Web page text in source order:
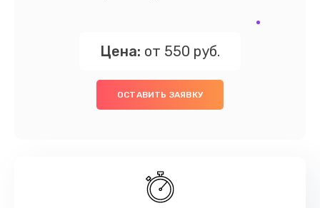
Цена: от 550 руб.
ОСТАВИТЬ ЗАЯВКУ